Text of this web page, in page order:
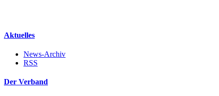
Aktuelles
News-Archiv
RSS
Der Verband